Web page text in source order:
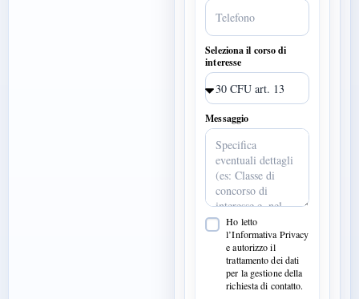
Seleziona il corso di
interesse
Messaggio
Ho letto
l’Informativa Privacy
e autorizzo il
trattamento dei dati
per la gestione della
richiesta di contatto.